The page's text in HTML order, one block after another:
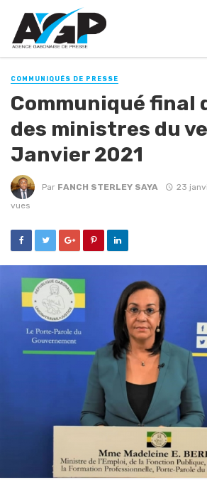
COMMUNIQUÉS DE PRESSE
Communiqué final
des ministres du
Janvier 2021
Par FANCH STERLEY SAYA 23
vues